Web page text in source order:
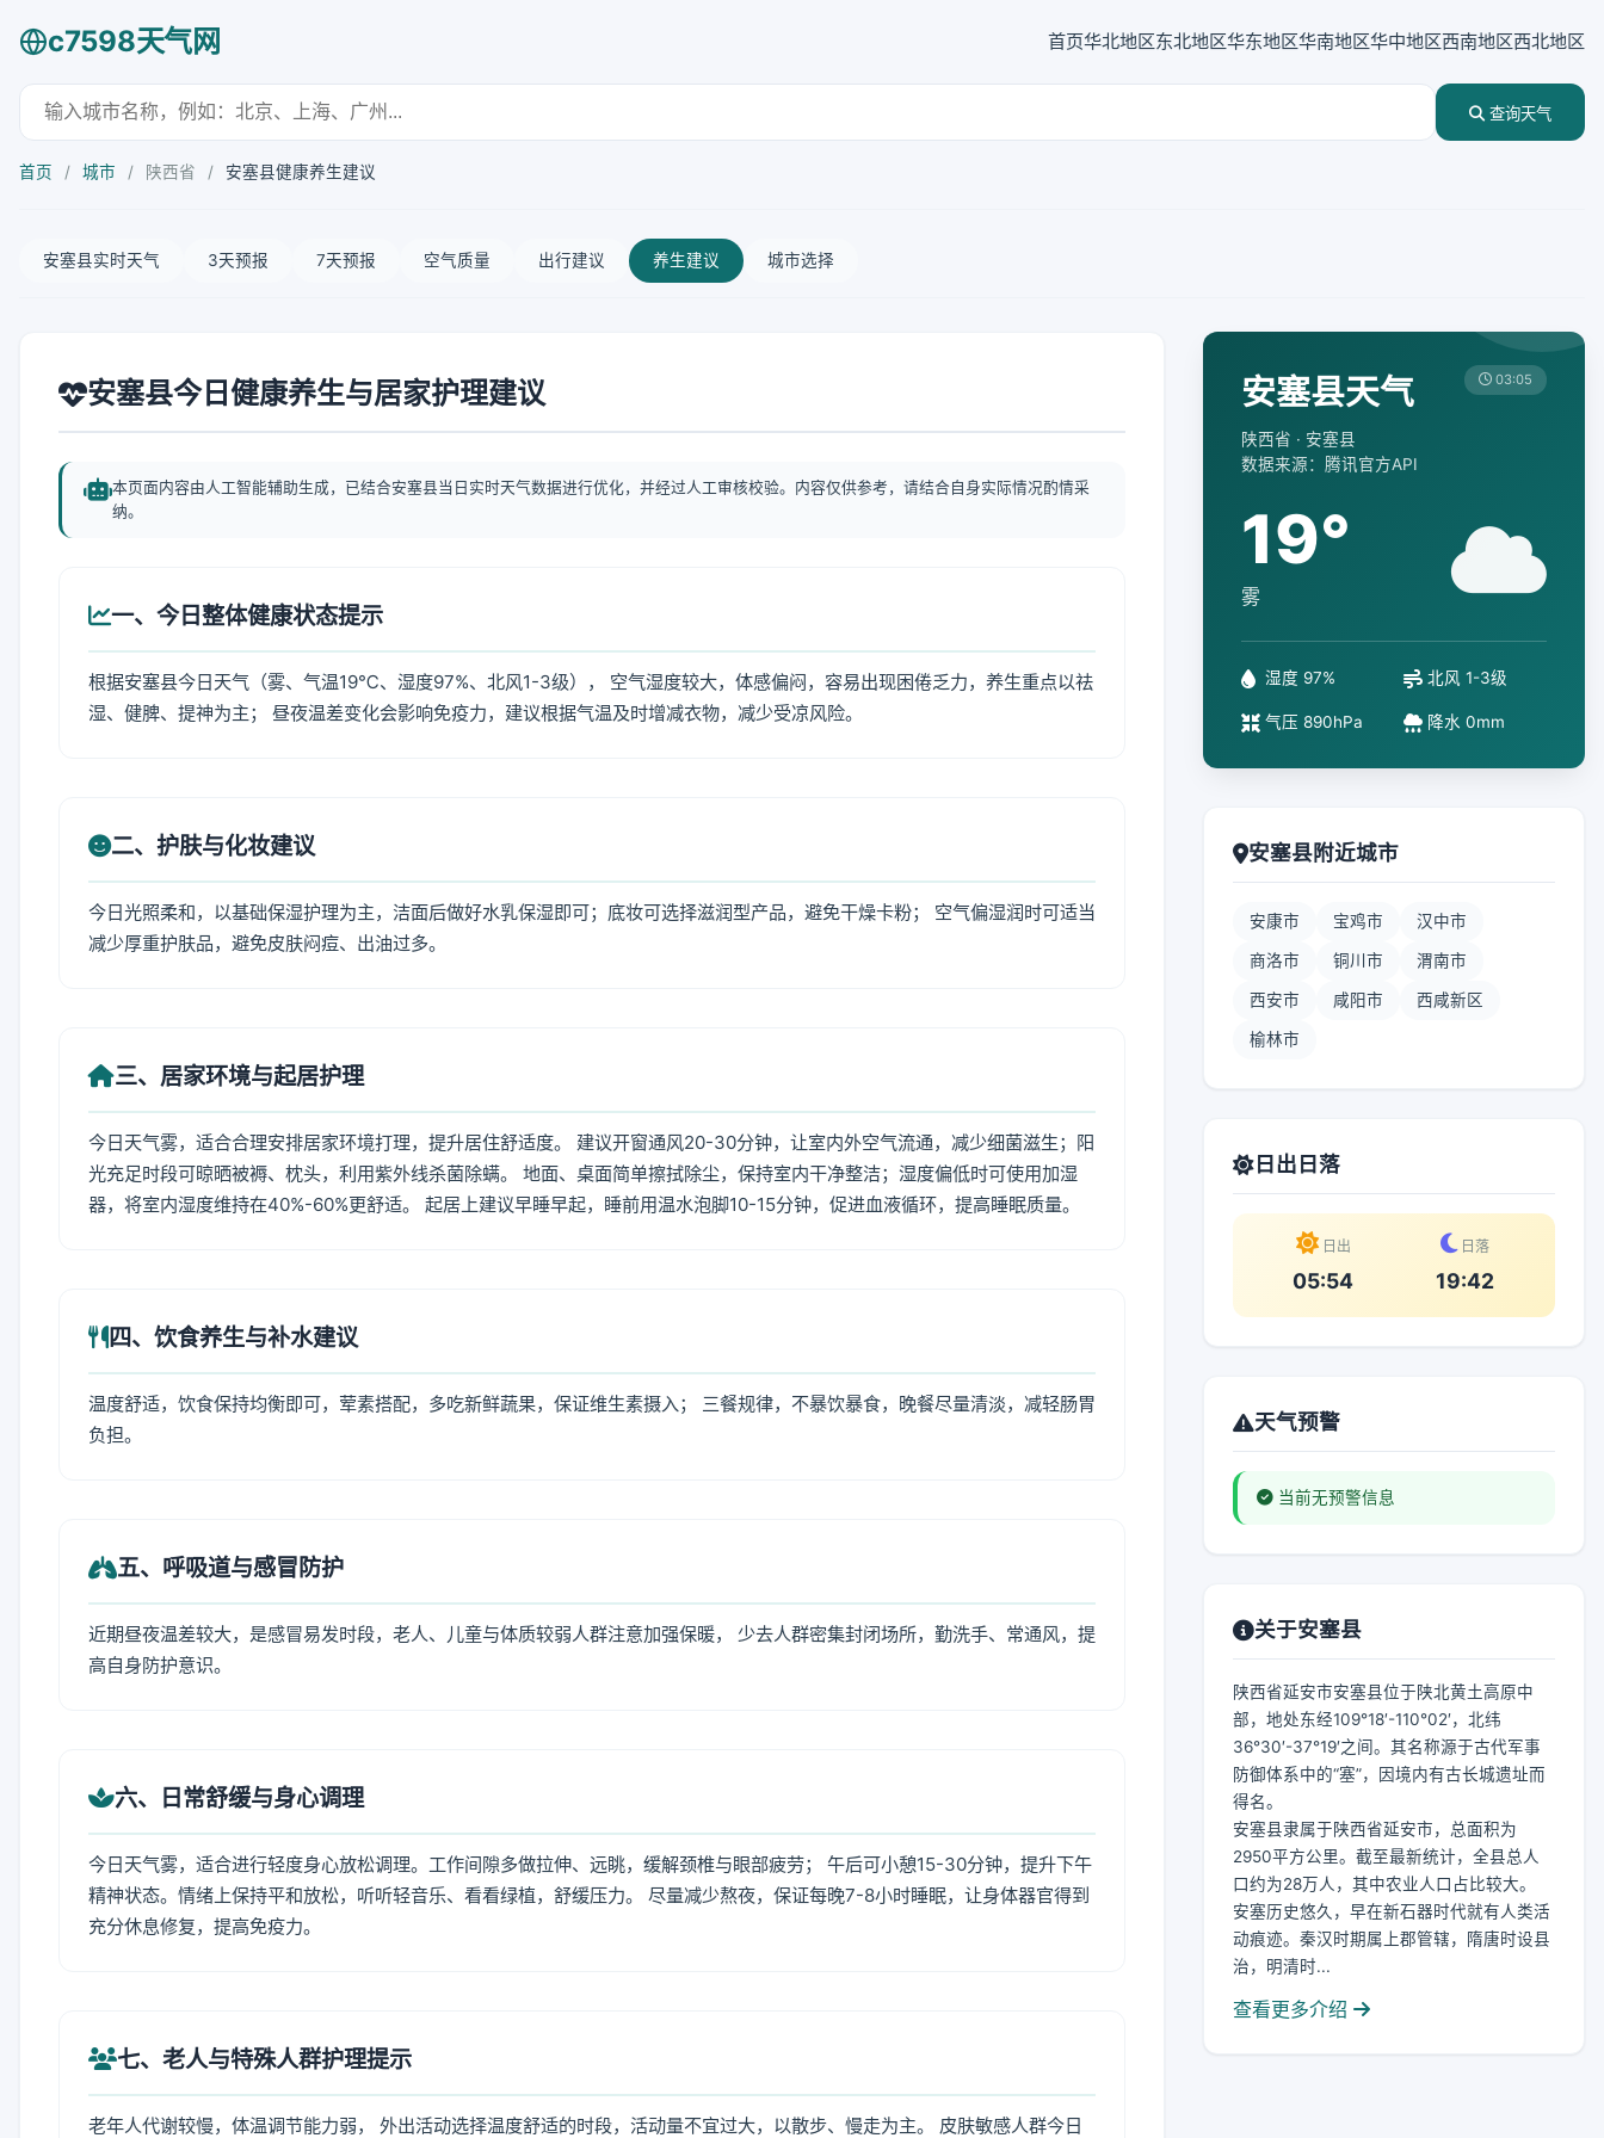
c7598天气网 首页华北地区东北地区华东地区华南地区华中地区西南地区西北地区
查询天气
首页 / 城市 / 陕西省 / 安塞县健康养生建议
安塞县实时天气 3天预报 7天预报 空气质量 出行建议 养生建议 城市选择
安塞县今日健康养生与居家护理建议
本页面内容由人工智能辅助生成，已结合安塞县当日实时天气数据进行优化，并经过人工审核校验。内容仅供参考，请结合自身实际情况酌情采
纳。
一、今日整体健康状态提示
根据安塞县今日天气（雾、气温19℃、湿度97%、北风1-3级）， 空气湿度较大，体感偏闷，容易出现困倦乏力，养生重点以祛
湿、健脾、提神为主； 昼夜温差变化会影响免疫力，建议根据气温及时增减衣物，减少受凉风险。
二、护肤与化妆建议
今日光照柔和，以基础保湿护理为主，洁面后做好水乳保湿即可；底妆可选择滋润型产品，避免干燥卡粉； 空气偏湿润时可适当
减少厚重护肤品，避免皮肤闷痘、出油过多。
三、居家环境与起居护理
今日天气雾，适合合理安排居家环境打理，提升居住舒适度。 建议开窗通风20-30分钟，让室内外空气流通，减少细菌滋生；阳
光充足时段可晾晒被褥、枕头，利用紫外线杀菌除螨。 地面、桌面简单擦拭除尘，保持室内干净整洁；湿度偏低时可使用加湿
器，将室内湿度维持在40%-60%更舒适。 起居上建议早睡早起，睡前用温水泡脚10-15分钟，促进血液循环，提高睡眠质量。
四、饮食养生与补水建议
温度舒适，饮食保持均衡即可，荤素搭配，多吃新鲜蔬果，保证维生素摄入； 三餐规律，不暴饮暴食，晚餐尽量清淡，减轻肠胃
负担。
五、呼吸道与感冒防护
近期昼夜温差较大，是感冒易发时段，老人、儿童与体质较弱人群注意加强保暖， 少去人群密集封闭场所，勤洗手、常通风，提
高自身防护意识。
六、日常舒缓与身心调理
今日天气雾，适合进行轻度身心放松调理。工作间隙多做拉伸、远眺，缓解颈椎与眼部疲劳； 午后可小憩15-30分钟，提升下午
精神状态。情绪上保持平和放松，听听轻音乐、看看绿植，舒缓压力。 尽量减少熬夜，保证每晚7-8小时睡眠，让身体器官得到
充分休息修复，提高免疫力。
七、老人与特殊人群护理提示
老年人代谢较慢，体温调节能力弱， 外出活动选择温度舒适的时段，活动量不宜过大，以散步、慢走为主。 皮肤敏感人群今日
安塞县天气
陕西省 · 安塞县
数据来源：腾讯官方API
03:05
19°
雾
湿度 97% 北风 1-3级
气压 890hPa 降水 0mm
安塞县附近城市
安康市 宝鸡市 汉中市
商洛市 铜川市 渭南市
西安市 咸阳市 西咸新区
榆林市
日出日落
日出
05:54
日落
19:42
天气预警
当前无预警信息
关于安塞县
陕西省延安市安塞县位于陕北黄土高原中
部，地处东经109°18′-110°02′，北纬
36°30′-37°19′之间。其名称源于古代军事
防御体系中的“塞”，因境内有古长城遗址而
得名。
安塞县隶属于陕西省延安市，总面积为
2950平方公里。截至最新统计，全县总人
口约为28万人，其中农业人口占比较大。
安塞历史悠久，早在新石器时代就有人类活
动痕迹。秦汉时期属上郡管辖，隋唐时设县
治，明清时...
查看更多介绍